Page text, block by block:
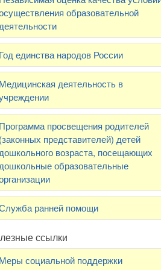
образовательной
единства народов России
деятельность в
просвещения родителей
представителей) детей
возраста, посещающих
образовательные
ранней помощи
ссылки
социальной поддержки